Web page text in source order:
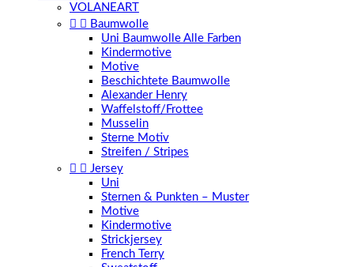
VOLANEART
  Baumwolle
Uni Baumwolle Alle Farben
Kindermotive
Motive
Beschichtete Baumwolle
Alexander Henry
Waffelstoff/Frottee
Musselin
Sterne Motiv
Streifen / Stripes
  Jersey
Uni
Sternen & Punkten – Muster
Motive
Kindermotive
Strickjersey
French Terry